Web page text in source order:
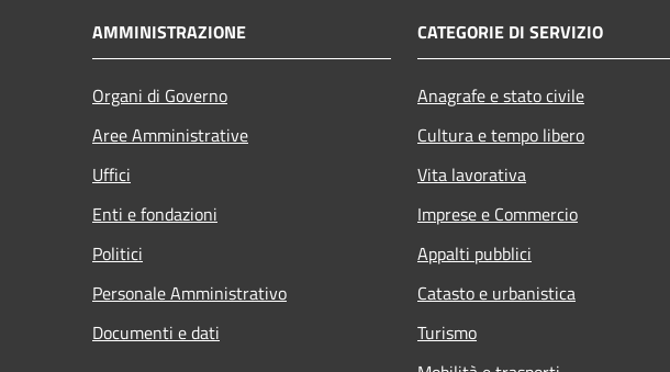
AMMINISTRAZIONE
Organi di Governo
Aree Amministrative
Uffici
Enti e fondazioni
Politici
Personale Amministrativo
Documenti e dati
CATEGORIE DI SERVIZIO
Anagrafe e stato civile
Cultura e tempo libero
Vita lavorativa
Imprese e Commercio
Appalti pubblici
Catasto e urbanistica
Turismo